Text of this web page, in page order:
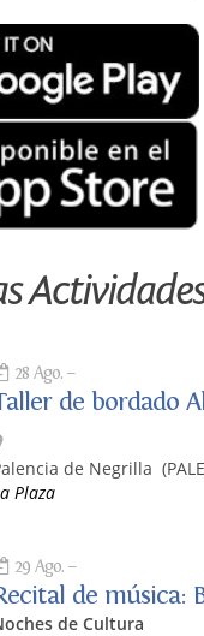
28 Ago.
de bordado
de Negrilla
Plaza
29 Ago.
de música:
de Cultura